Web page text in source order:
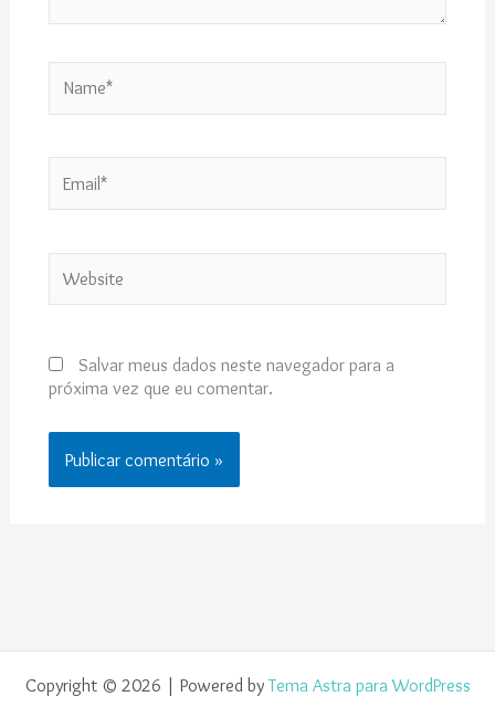
Salvar meus dados neste navegador para a
próxima vez que eu comentar.
Copyright © 2026 | Powered byTema Astra para WordPress